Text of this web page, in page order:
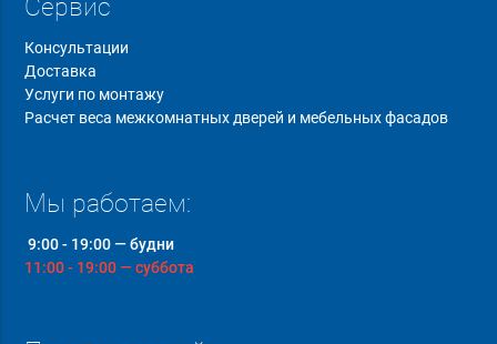
Сервис
Консультации
Доставка
Услуги по монтажу
Расчет веса межкомнатных дверей и мебельных фасадов
Мы работаем:
9:00 - 19:00 — будни
11:00 - 19:00 — суббота